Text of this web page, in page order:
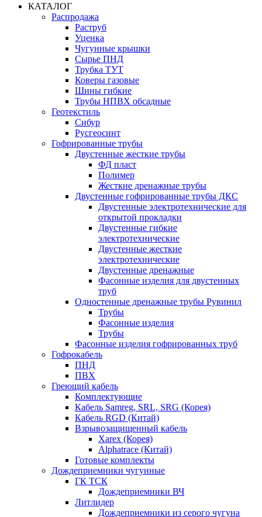
КАТАЛОГ
Распродажа
Раструб
Уценка
Чугунные крышки
Сырье ПНД
Трубка ТУТ
Коверы газовые
Шины гибкие
Трубы НПВХ обсадные
Геотекстиль
Сибур
Русгеосинт
Гофрированные трубы
Двустенные жесткие трубы
ФД пласт
Полимер
Жесткие дренажные трубы
Двустенные гофрированные трубы ДКС
Двустенные электротехнические для
открытой прокладки
Двустенные гибкие
электротехнические
Двустенные жесткие
электротехнические
Двустенные дренажные
Фасонные изделия для двустенных
труб
Одностенные дренажные трубы Рувинил
Трубы
Фасонные изделия
Трубы
Фасонные изделия гофрированных труб
Гофрокабель
ПНД
ПВХ
Греющий кабель
Комплектующие
Кабель Samreg, SRL, SRG (Корея)
Кабель RGD (Китай)
Взрывозащищенный кабель
Xarex (Корея)
Alphatrace (Китай)
Готовые комплекты
Дождеприемники чугунные
ГК ТСК
Дождеприемники ВЧ
Литлидер
Дождеприемники из серого чугуна